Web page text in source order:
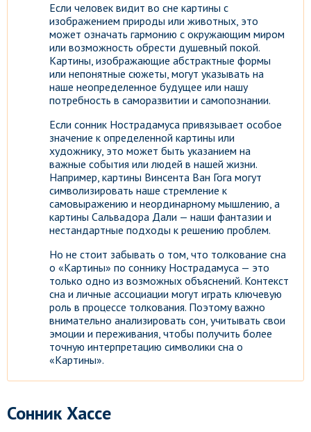
Если человек видит во сне картины с
изображением природы или животных, это
может означать гармонию с окружающим миром
или возможность обрести душевный покой.
Картины, изображающие абстрактные формы
или непонятные сюжеты, могут указывать на
наше неопределенное будущее или нашу
потребность в саморазвитии и самопознании.
Если сонник Нострадамуса привязывает особое
значение к определенной картины или
художнику, это может быть указанием на
важные события или людей в нашей жизни.
Например, картины Винсента Ван Гога могут
символизировать наше стремление к
самовыражению и неординарному мышлению, а
картины Сальвадора Дали — наши фантазии и
нестандартные подходы к решению проблем.
Но не стоит забывать о том, что толкование сна
о «Картины» по соннику Нострадамуса — это
только одно из возможных объяснений. Контекст
сна и личные ассоциации могут играть ключевую
роль в процессе толкования. Поэтому важно
внимательно анализировать сон, учитывать свои
эмоции и переживания, чтобы получить более
точную интерпретацию символики сна о
«Картины».
Сонник Хассе